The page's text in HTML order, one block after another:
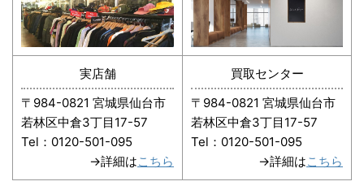
実店舗
〒984-0821 宮城県仙台市
若林区中倉3丁目17-57
Tel：0120-501-095
→詳細はこちら
買取センター
〒984-0821 宮城県仙台市
若林区中倉3丁目17-57
Tel：0120-501-095
→詳細はこちら